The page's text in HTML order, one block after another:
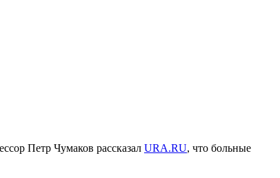
Петр Чумаков рассказал URA.RU, что больные